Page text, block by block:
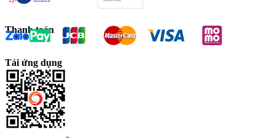
Thanh toán
Tải ứng dụng